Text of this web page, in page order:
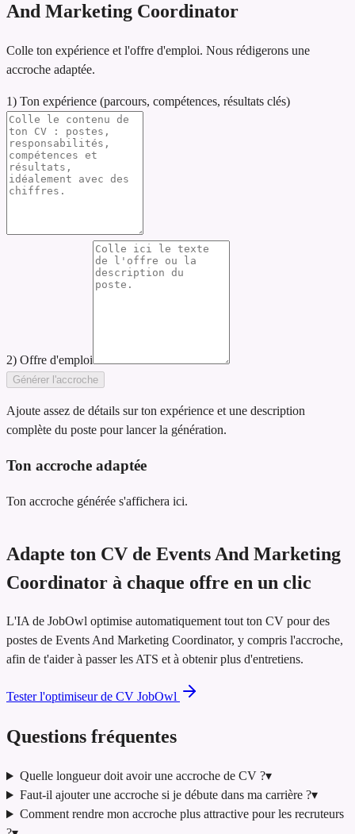
And Marketing Coordinator
Colle ton expérience et l'offre d'emploi. Nous rédigerons une
accroche adaptée.
1) Ton expérience (parcours, compétences, résultats clés)
2) Offre d'emploi
Générer l'accroche
Ajoute assez de détails sur ton expérience et une description
complète du poste pour lancer la génération.
Ton accroche adaptée
Ton accroche générée s'affichera ici.
Adapte ton CV de Events And Marketing
Coordinator à chaque offre en un clic
L'IA de JobOwl optimise automatiquement tout ton CV pour des
postes de Events And Marketing Coordinator, y compris l'accroche,
afin de t'aider à passer les ATS et à obtenir plus d'entretiens.
Tester l'optimiseur de CV JobOwl
Questions fréquentes
Quelle longueur doit avoir une accroche de CV ?▾
Faut-il ajouter une accroche si je débute dans ma carrière ?▾
Comment rendre mon accroche plus attractive pour les recruteurs